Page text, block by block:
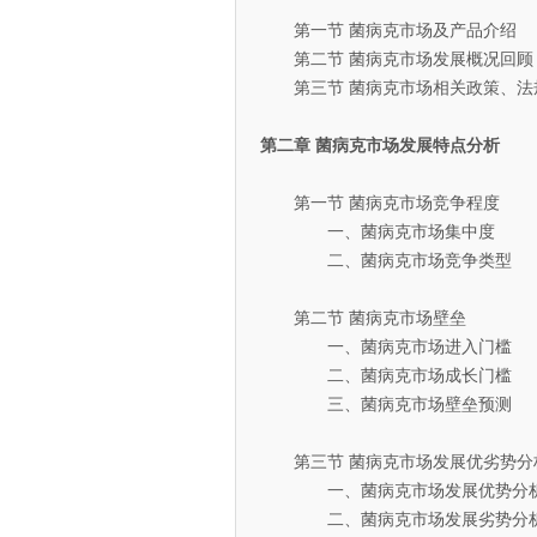
第一节 菌病克市场及产品介绍
第二节 菌病克市场发展概况回顾
第三节 菌病克市场相关政策、法
第二章 菌病克市场发展特点分析
第一节 菌病克市场竞争程度
一、菌病克市场集中度
二、菌病克市场竞争类型
第二节 菌病克市场壁垒
一、菌病克市场进入门槛
二、菌病克市场成长门槛
三、菌病克市场壁垒预测
第三节 菌病克市场发展优劣势分
一、菌病克市场发展优势分
二、菌病克市场发展劣势分